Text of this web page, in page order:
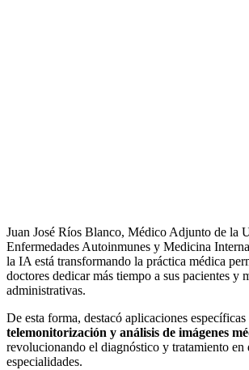
Juan José Ríos Blanco, Médico Adjunto de la
Enfermedades Autoinmunes y Medicina
la IA está transformando la práctica médica
doctores dedicar más tiempo a sus pacientes y
administrativas.
De esta forma, destacó aplicaciones
telemonitorización y análisis de imágenes
revolucionando el diagnóstico y tratamiento en
especialidades.